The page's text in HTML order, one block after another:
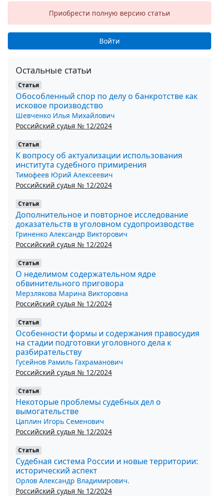
Приобрести полную версию статьи
Войти
Остальные статьи
Статья
Обособленный спор по делу о банкротстве как
исковое производство
Шевченко Илья Михайлович
Российский судья № 12/2024
Статья
К вопросу об актуализации использования
института судебного примирения
Тимофеев Юрий Алексеевич
Российский судья № 12/2024
Статья
Дополнительное и повторное исследование
доказательств в уголовном судопроизводстве
Гриненко Александр Викторович
Российский судья № 12/2024
Статья
О неделимом содержательном ядре
обвинительного приговора
Мерзлякова Марина Викторовна
Российский судья № 12/2024
Статья
Особенности формы и содержания правосудия
на стадии подготовки уголовного дела к
разбирательству
Гусейнов Рамиль Гахраманович
Российский судья № 12/2024
Статья
Некоторые проблемы судебных дел о
вымогательстве
Цаплин Игорь Семенович
Российский судья № 12/2024
Статья
Судебная система России и новые территории:
исторический аспект
Орлов Александр Владимирович.
Российский судья № 12/2024